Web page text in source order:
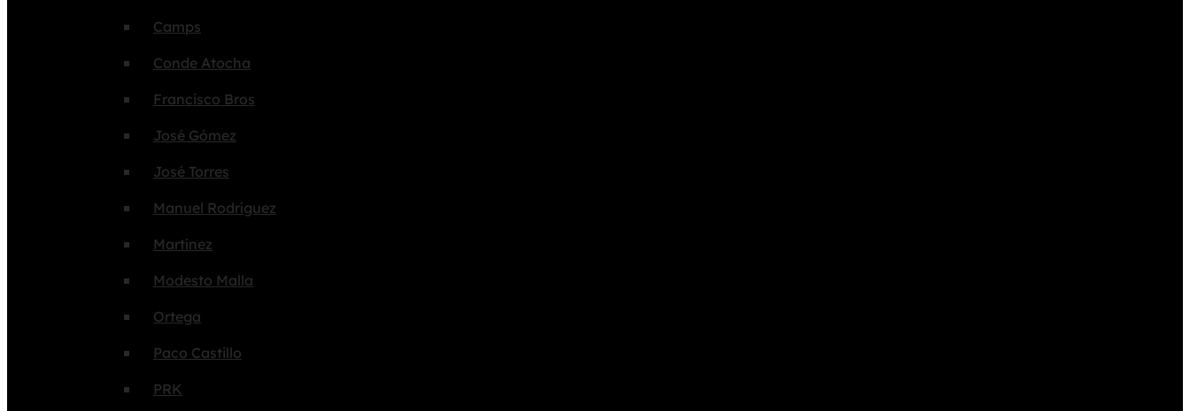
Camps
Conde Atocha
Francisco Bros
José Gómez
José Torres
Manuel Rodríguez
Martínez
Modesto Malla
Ortega
Paco Castillo
PRK